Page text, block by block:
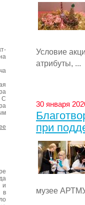
С
Условие
атрибуты, ...
30 января
при
музее